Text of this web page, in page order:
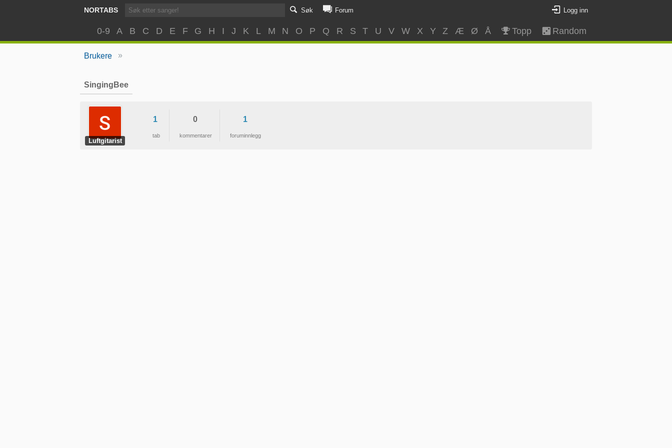
NORTABS Søk Forum Logg inn
0-9 A B C D E F G H I J K L M N O P Q R S T U V W X Y Z Æ Ø Å Topp Random
Brukere »
SingingBee
Luftgitarist
1
tab
0
kommentarer
1
foruminnlegg